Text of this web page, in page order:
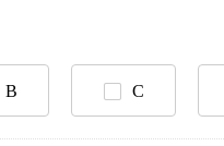
B C